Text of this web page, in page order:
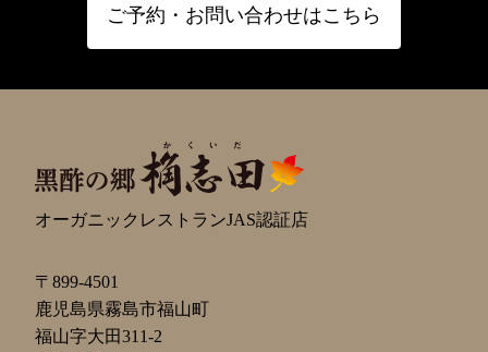
ご予約・お問い合わせはこちら
オーガニックレストランJAS認証店
〒899-4501
鹿児島県霧島市福山町
福山字大田311-2